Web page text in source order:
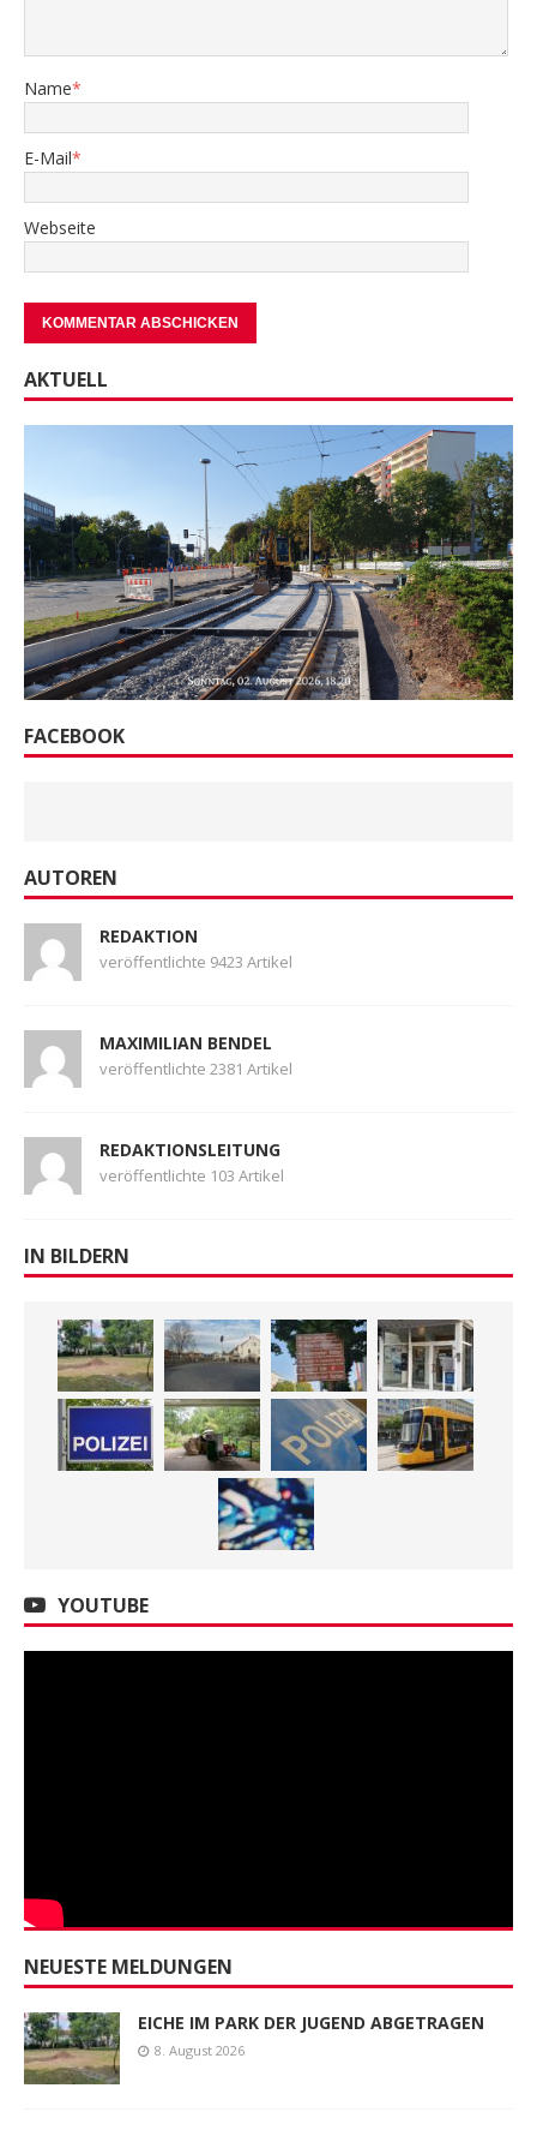
Name*
E-Mail*
Webseite
AKTUELL
FACEBOOK
AUTOREN
REDAKTION
veröffentlichte 9423 Artikel
MAXIMILIAN BENDEL
veröffentlichte 2381 Artikel
REDAKTIONSLEITUNG
veröffentlichte 103 Artikel
IN BILDERN
YOUTUBE
NEUESTE MELDUNGEN
EICHE IM PARK DER JUGEND ABGETRAGEN
8. August 2026